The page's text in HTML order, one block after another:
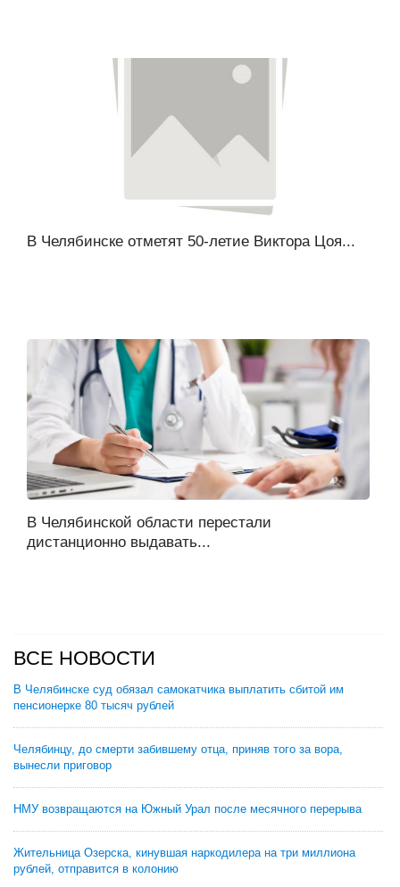
В Челябинске отметят 50-летие Виктора Цоя...
В Челябинской области перестали
дистанционно выдавать...
ВСЕ НОВОСТИ
В Челябинске суд обязал самокатчика выплатить сбитой им
пенсионерке 80 тысяч рублей
Челябинцу, до смерти забившему отца, приняв того за вора,
вынесли приговор
НМУ возвращаются на Южный Урал после месячного перерыва
Жительница Озерска, кинувшая наркодилера на три миллиона
рублей, отправится в колонию